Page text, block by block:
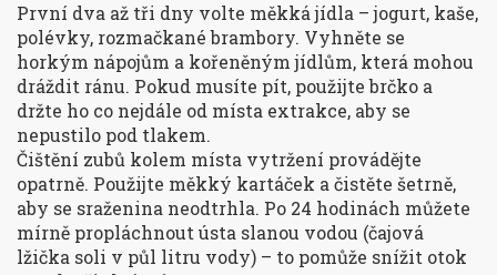
První dva až tři dny volte měkká jídla – jogurt, kaše,
polévky, rozmačkané brambory. Vyhněte se
horkým nápojům a kořeněným jídlům, která mohou
dráždit ránu. Pokud musíte pít, použijte brčko a
držte ho co nejdále od místa extrakce, aby se
nepustilo pod tlakem.
Čištění zubů kolem místa vytržení provádějte
opatrně. Použijte měkký kartáček a čistěte šetrně,
aby se sraženina neodtrhla. Po 24 hodinách můžete
mírně propláchnout ústa slanou vodou (čajová
lžička soli v půl litru vody) – to pomůže snížit otok